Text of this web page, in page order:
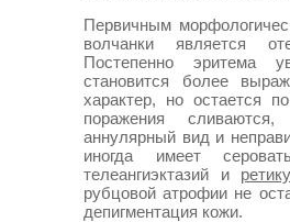
Первичным
волчанки является
Постепенно эритема
становится более
характер, но остается
поражения
аннулярный вид и
иногда имеет
телеангиэктазий и
рубцовой атрофии не
депигментация кожи.